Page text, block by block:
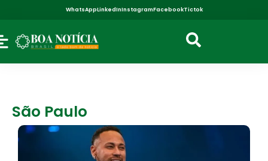
WhatsAppLinkedInInstagramFacebookTictok
São Paulo